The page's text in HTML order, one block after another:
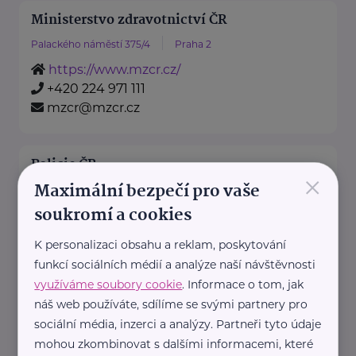
Ministerstvo zdravotnictví ČR
Palackého náměstí 375/4 Praha 2
https://www.mzcr.cz/
+420 224 971 111
mzcr@mzcr.cz
Policie ČR
Strojnická 27 Praha 7 - Holešovice
https://www.policie.cz/
pp.tisk@pcr.cz
Teen Challenge International ČR
×
Maximální bezpečí pro vaše
soukromí a cookies
K personalizaci obsahu a reklam, poskytování
funkcí sociálních médií a analýze naší návštěvnosti
využíváme soubory cookie. Informace o tom, jak
náš web používáte, sdílíme se svými partnery pro
sociální média, inzerci a analýzy. Partneři tyto údaje
mohou zkombinovat s dalšími informacemi, které